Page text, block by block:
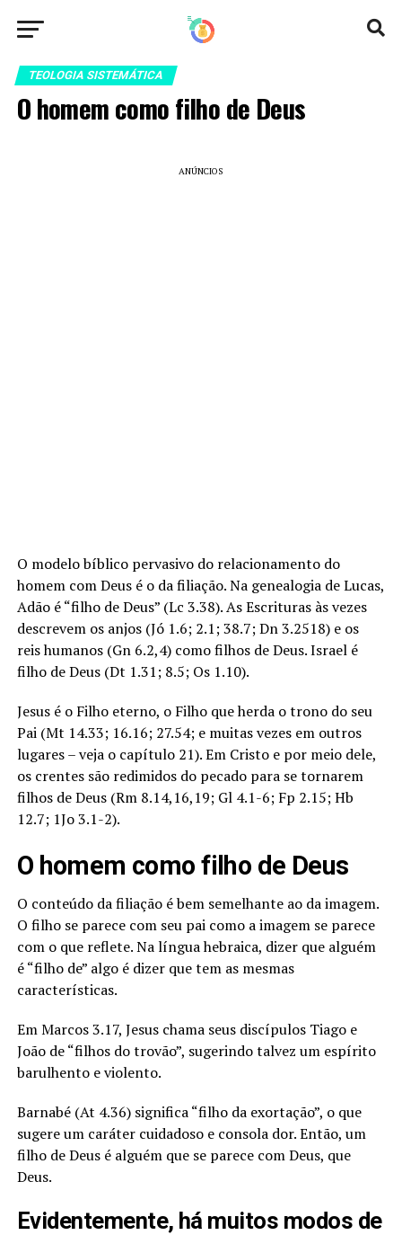
TEOLOGIA SISTEMÁTICA
O homem como filho de Deus
ANÚNCIOS
O modelo bíblico pervasivo do relacionamento do
homem com Deus é o da filiação. Na genealogia de Lucas,
Adão é “filho de Deus” (Lc 3.38). As Escrituras às vezes
descrevem os anjos (Jó 1.6; 2.1; 38.7; Dn 3.2518) e os
reis humanos (Gn 6.2,4) como filhos de Deus. Israel é
filho de Deus (Dt 1.31; 8.5; Os 1.10).
Jesus é o Filho eterno, o Filho que herda o trono do seu
Pai (Mt 14.33; 16.16; 27.54; e muitas vezes em outros
lugares – veja o capítulo 21). Em Cristo e por meio dele,
os crentes são redimidos do pecado para se tornarem
filhos de Deus (Rm 8.14,16,19; Gl 4.1-6; Fp 2.15; Hb
12.7; 1Jo 3.1-2).
O homem como filho de Deus
O conteúdo da filiação é bem semelhante ao da imagem.
O filho se parece com seu pai como a imagem se parece
com o que reflete. Na língua hebraica, dizer que alguém
é “filho de” algo é dizer que tem as mesmas
características.
Em Marcos 3.17, Jesus chama seus discípulos Tiago e
João de “filhos do trovão”, sugerindo talvez um espírito
barulhento e violento.
Barnabé (At 4.36) significa “filho da exortação”, o que
sugere um caráter cuidadoso e consola dor. Então, um
filho de Deus é alguém que se parece com Deus, que
Deus.
Evidentemente, há muitos modos de